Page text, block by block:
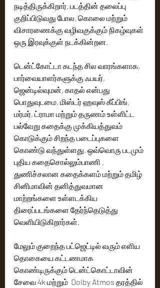
நடித்திருக்கிறார். படத்தின் தலைப்பு
குறிப்பிடுவது போல, கொலை மற்றும்
விசாரணைக்கு வழிவகுக்கும் நிகழ்வுகள்
ஒரு இரவுக்குள் நடக்கின்றன.
டென்ட்கோட்டா கடந்த சில வாரங்களாக,
பார்வையாளர்களுக்கு ஃபயர்,
ஜென்டில்வுமன், காதல் என்பது
பொதுவுடமை, மிஸ்டர் ஹவுஸ் கீப்பிங்,
மர்மர், ட்ராமா மற்றும் தருணம் உள்ளிட்ட
பல்வேறு கதைக்கு முக்கியத்துவம்
கொடுக்கும் சிறந்த படைப்புகளை
கொண்டு வந்துள்ளது. ஒவ்வொரு படமும்
புதிய கதைசொல்லும்பாணி ,
துணிச்சலான கதைக்களம் மற்றும் தமிழ்
சினிமாவின் தனித்துவமான
மாற்றங்களை உள்ளடக்கிய
திரைப்படங்களை தேர்ந்தெடுத்து
வெளியிடுகிறார்கள்.
மேலும் குறைந்த பட்ஜெட்டில் வரும் எளிய
தொகையை கட்டணமாக
கொண்டிருக்கும் டென்ட்கொட்டாவின்
சேவை 4k மற்றும்  Dolby Atmos தரத்தில்